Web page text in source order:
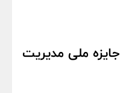
ملی مدیریت